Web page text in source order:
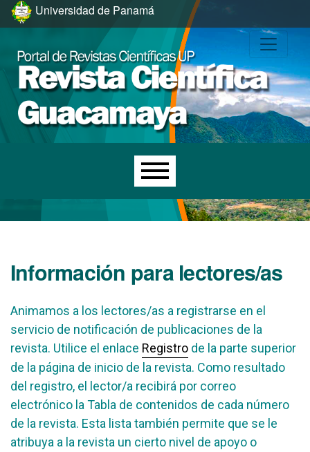
Ir al menú de navegación principal
Ir al contenido principal
Ir al pie de página del sitio
Universidad de Panamá
Menú principal
Información para lectores/as
Animamos a los lectores/as a registrarse en el
servicio de notificación de publicaciones de la
revista. Utilice el enlace Registro de la parte superior
de la página de inicio de la revista. Como resultado
del registro, el lector/a recibirá por correo
electrónico la Tabla de contenidos de cada número
de la revista. Esta lista también permite que se le
atribuya a la revista un cierto nivel de apoyo o